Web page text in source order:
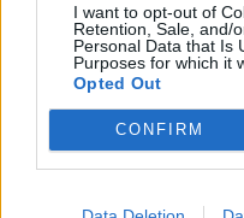
I want to opt-out of
Retention, Sale, and/
Personal Data that Is
Purposes for which it
Opted Out
CONFIRM